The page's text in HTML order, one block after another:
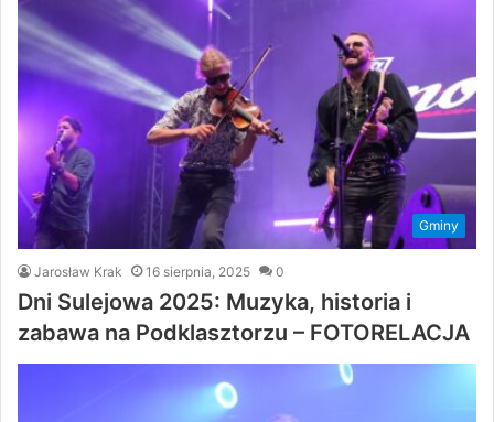
Gminy
Jarosław Krak 16 sierpnia, 2025 0
Dni Sulejowa 2025: Muzyka, historia i
zabawa na Podklasztorzu – FOTORELACJA